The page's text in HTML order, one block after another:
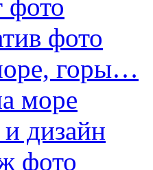
фото
фото
горы…
море
дизайн
фото